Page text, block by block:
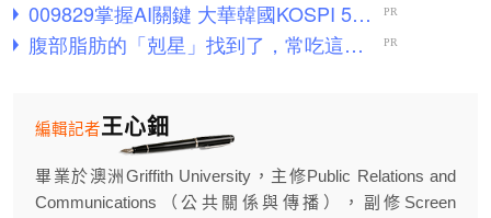
王心鈿
編輯記者
畢業於澳洲Griffith University，主修Public Relations and
Communications（公共關係與傳播），副修Screen